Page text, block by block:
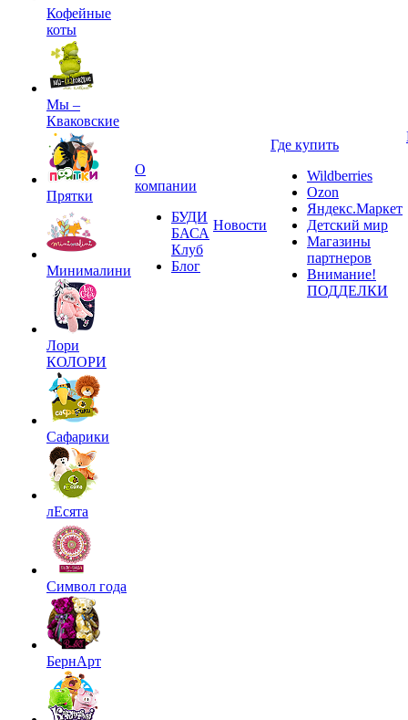
Кофейные
коты
Мы –
Кваковские
Прятки
Минималини
Лори
КОЛОРИ
Сафарики
лЕсята
Символ года
БернАрт
О
компании
БУДИ
БАСА
Клуб
Блог
Новости
Где купить
Wildberries
Ozon
Яндекс.Маркет
Детский мир
Магазины
партнеров
Внимание!
ПОДДЕЛКИ